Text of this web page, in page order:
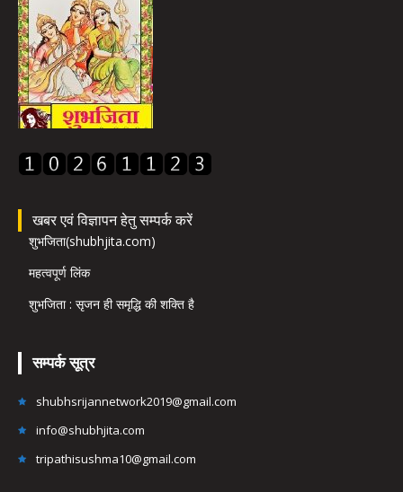
खबर एवं विज्ञापन हेतु सम्पर्क करें
शुभजिता(shubhjita.com)
महत्वपूर्ण लिंक
शुभजिता : सृजन ही समृद्धि की शक्ति है
सम्पर्क सूत्र
shubhsrijannetwork2019@gmail.com
info@shubhjita.com
tripathisushma10@gmail.com